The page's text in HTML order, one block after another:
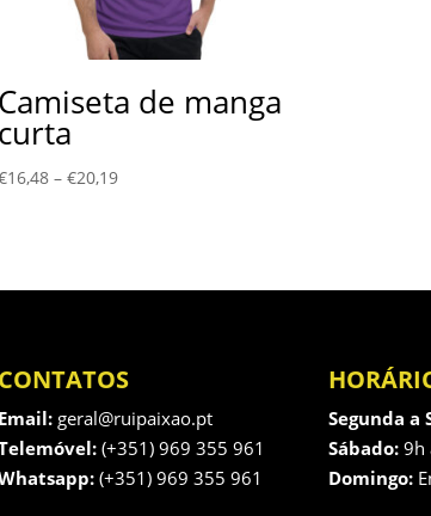
Camiseta de manga
curta
16,48 –€20,19
CONTATOS
Email: geral@ruipaixao.pt
(+351) 969 355 961
(+351) 969 355 961
Segunda a
Sábado: 9h
Domingo: